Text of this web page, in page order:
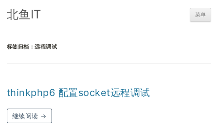
北鱼IT 菜单
标签归档：远程调试
thinkphp6 配置socket远程调试
继续阅读 →